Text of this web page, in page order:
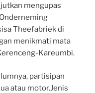
mengupas
Theefabriek di
menikmati mata
Kareumbi.
partisipan
atau motor.Jenis